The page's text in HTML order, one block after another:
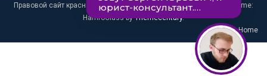
Правовой сайт краснодарского края. info@pravo-krasnodar.ru
Theme:
HamroClass byThemecentury.
Home